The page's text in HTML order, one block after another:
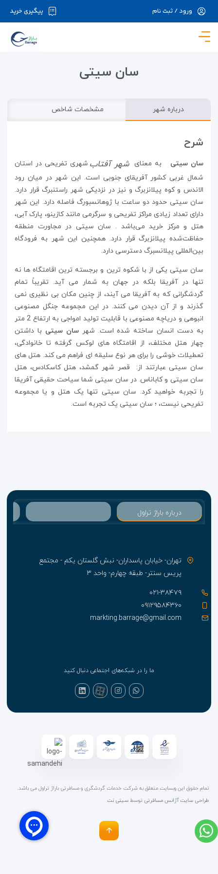
در حال حاضر ارتباط با سرور قطع می باشد لطفا
پیگیری خرید ورود / ثبت نام
سان سیتی
درباره شهر مشخصات شاخص
شرح
سان سیتی به معنای شهر آفتاب شهری تفریحی در استان
شمال غربی کشور آفریقای جنوبی است. این شهر در میان رود
الاندس و کوه پیلانزبرگ و نیز در نزدیکی شهر راستنبرگ قرار دارد.
سان سیتی حدود دو ساعت با ژوهانسبورگ فاصله دارد. این شهر
دارای تعداد زیادی مراکز تفریحی و سرگرمی مانند کازینو، ‌پارک آبی،
هتل و مرکز خرید می‌باشد . سان سیتی در مجاورت منطقه
حفاظت‌شده پیلانزبرگ قرار دارد. همچنین این شهر به فرودگاه
بین‌المللی پیلانسبرگ دسترسی دارد.
سان سیتی یکی از با شکوه ترین و برجسته ترین اقامتگاه ها نه
تنها در آفریقا بلکه در جهان به شمار می آید. تقریباً تمام
گردشگرانی که به آفریقا می آیند، از چنین مکان بی نظیری نمی
گذرند و از آن دیدن می کنند. در این مجموعه جنگل مصنوعی
انبوهی و دریاچه مصنوعی با قابلیت تولید امواجی به ارتفاع 2 متر
به دست انسان ساخته شده است. شهرسان سیتی با داشتن
چهار هتل مختلف، از اقامتگاه های لوکس گرفته تا خانوادگی،
تعطیلات خوشی را برای هر نوع سلیقه ای فراهم می کند. هتل های
سان سیتی عبارتند از: قصر شهر گمشد، هتل کاسکادس، هتل
سان سیتی و کاباناس. در سان سیتی شما سیاحت حقیقی آفریقا
را تجربه خواهید کرد. سان سیتی تنها یک هتل و یا مجموعه
تفریحی نیست، ؛ سان سیتی یک تجربه است.
درباره باراژ تراول
تهران- خیابان پاسداران- نبش گلستان یکم - مجتمع
پریس سنتر- طبقه چهارم- واحد ۳
۰۲۱-۳۸۴۷۹
۰۹۱۲۹۵۸۴۳۶۰
markting.barrage@gmail.com
ما را در شبکه‌های اجتماعی دنبال کنید
تمام حقوق این وبسایت متعلق به شرکت خدمات گردشگری و مسافرتی باراژ تراول می باشد.
طراحی سایت آژانس مسافرتی توسط سیتی نت